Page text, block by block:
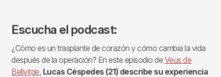
Escucha el podcast:
¿Cómo es un trasplante de corazón y cómo cambia la vida
después de la operación? En este episodio de Veus de
Bellvitge Lucas Céspedes (21) describe su experiencia